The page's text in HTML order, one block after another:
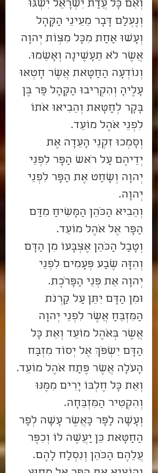
וְאִם כָּל עֲדַת יִשְׂרָאֵל יִשְׁגּוּ
וְנֶעְלַם דָּבָר מֵעֵינֵי הַקָּהָל
וְעָשׂוּ אַחַת מִכָּל מִצְו‍ֹת יְהוָה
אֲשֶׁר לֹא תֵעָשֶׂינָה וְאָשֵׁמוּ.
וְנוֹדְעָה הַחַטָּאת אֲשֶׁר חָטְאוּ
עָלֶיהָ וְהִקְרִיבוּ הַקָּהָל פַּר בֶּן
בָּקָר לְחַטָּאת וְהֵבִיאוּ אֹתוֹ
לִפְנֵי אֹהֶל מוֹעֵד.
וְסָמְכוּ זִקְנֵי הָעֵדָה אֶת
יְדֵיהֶם עַל רֹאשׁ הַפָּר לִפְנֵי
יְהוָה וְשָׁחַט אֶת הַפָּר לִפְנֵי
יְהוָה.
וְהֵבִיא הַכֹּהֵן הַמָּשִׁיחַ מִדַּם
הַפָּר אֶל אֹהֶל מוֹעֵד.
וְטָבַל הַכֹּהֵן אֶצְבָּעוֹ מִן הַדָּם
וְהִזָּה שֶׁבַע פְּעָמִים לִפְנֵי
יְהוָה אֵת פְּנֵי הַפָּרֹכֶת.
וּמִן הַדָּם יִתֵּן עַל קַרְנֹת
הַמִּזְבֵּחַ אֲשֶׁר לִפְנֵי יְהוָה
אֲשֶׁר בְּאֹהֶל מוֹעֵד וְאֵת כָּל
הַדָּם יִשְׁפֹּךְ אֶל יְסוֹד מִזְבַּח
הָעֹלָה אֲשֶׁר פֶּתַח אֹהֶל מוֹעֵד.
וְאֵת כָּל חֶלְבּוֹ יָרִים מִמֶּנּוּ
וְהִקְטִיר הַמִּזְבֵּחָה.
וְעָשָׂה לַפָּר כַּאֲשֶׁר עָשָׂה לְפַר
הַחַטָּאת כֵּן יַעֲשֶׂה לּוֹ וְכִפֶּר
עֲלֵהֶם הַכֹּהֵן וְנִסְלַח לָהֶם.